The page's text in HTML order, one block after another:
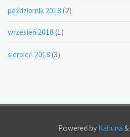
październik 2018 (2)
wrzesień 2018 (1)
sierpień 2018 (3)
Powered by Kahuna &